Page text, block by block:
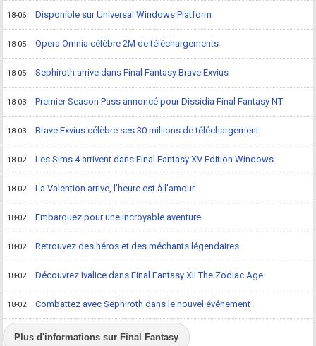
18-06 Disponible sur Universal Windows Platform
18-05 Opera Omnia célèbre 2M de téléchargements
18-05 Sephiroth arrive dans Final Fantasy Brave Exvius
18-03 Premier Season Pass annoncé pour Dissidia Final Fantasy NT
18-03 Brave Exvius célèbre ses 30 millions de téléchargement
18-02 Les Sims 4 arrivent dans Final Fantasy XV Edition Windows
18-02 La Valention arrive, l'heure est à l'amour
18-02 Embarquez pour une incroyable aventure
18-02 Retrouvez des héros et des méchants légendaires
18-02 Découvrez Ivalice dans Final Fantasy XII The Zodiac Age
18-02 Combattez avec Sephiroth dans le nouvel événement
Plus d'informations sur Final Fantasy